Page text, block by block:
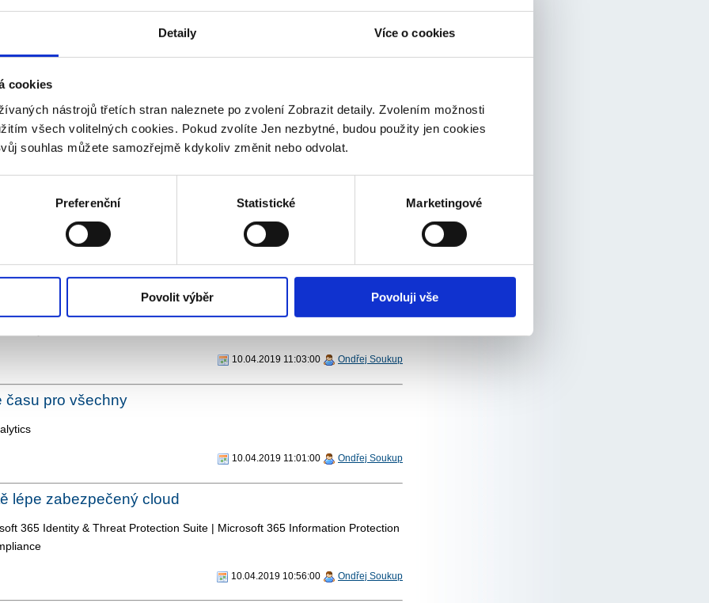
Detaily Více o cookies
cookies
nástrojů třetích stran naleznete po zvolení Zobrazit detaily. Zvolením možnosti
všech volitelných cookies. Pokud zvolíte Jen nezbytné, budou použity jen cookies
souhlas můžete samozřejmě kdykoliv změnit nebo odvolat.
Preferenční Statistické Marketingové
Povolit výběr Povoluji vše
balíčky Microsoft 365 E3, Microsoft 365 E5 Compliance a Microsoft 365 E5
a Oracle společně v oblacích
cloudových prostředí Microsoft a Oracle
verze nástrojů pro vývojáře
Center 2019
10.04.2019 11:03:00 Ondřej Soukup
času pro všechny
10.04.2019 11:01:00 Ondřej Soukup
lépe zabezpečený cloud
365 Identity & Threat Protection Suite | Microsoft 365 Information Protection
10.04.2019 10:56:00 Ondřej Soukup